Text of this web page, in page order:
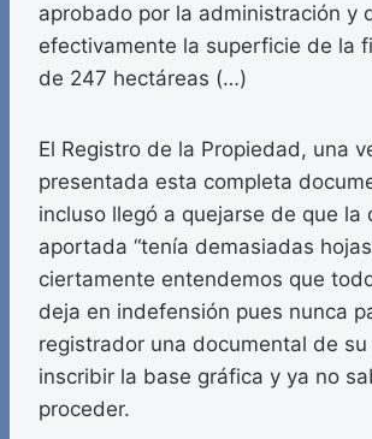
aprobado por la administración y
efectivamente la superficie de la
de 247 hectáreas (…)
El Registro de la Propiedad, una
presentada esta completa
incluso llegó a quejarse de que la
aportada “tenía demasiadas
ciertamente entendemos que
deja en indefensión pues nunca
registrador una documental de
inscribir la base gráfica y ya no
proceder.